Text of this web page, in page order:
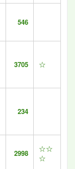
546
3705 ☆
234
2998
☆☆
☆